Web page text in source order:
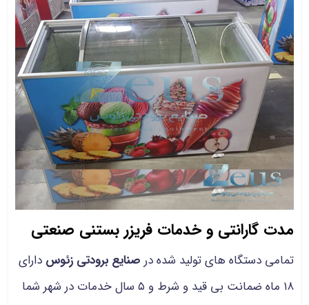
مدت گارانتی و خدمات فریزر بستنی صنعتی
تمامی دستگاه های تولید شده در صنایع برودتی زئوس دارای
۱۸ ماه ضمانت بی قید و شرط و ۵ سال خدمات در شهر شما